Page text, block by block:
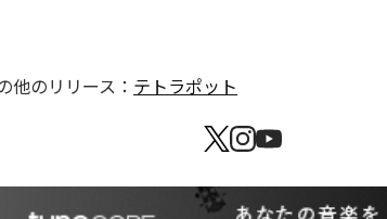
他のリリース： テトラポット